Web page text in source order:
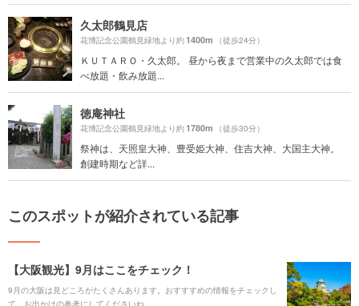
久太郎鶴見店
花博記念公園鶴見緑地より約1400m （徒歩24分）
ＫＵＴＡＲＯ・久太郎。 昼から夜まで営業中の久太郎では食
べ放題・飲み放題...
徳庵神社
花博記念公園鶴見緑地より約1780m （徒歩30分）
祭神は、天照皇大神、豊受姫大神、住吉大神、大国主大神。
創建時期など詳...
このスポットが紹介されている記事
【大阪観光】9月はここをチェック！
9月の大阪は見どころがたくさんあります。おすすすめの情報をチェックし